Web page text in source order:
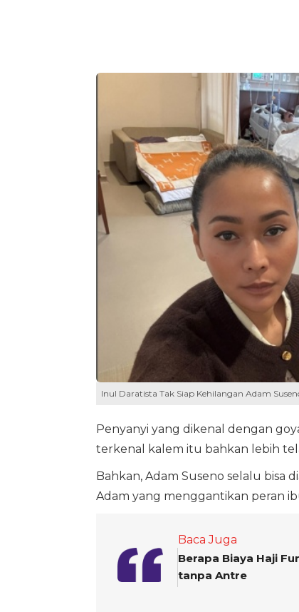
Inul Daratista Tak Siap Kehilangan Adam
Penyanyi yang dikenal dengan
terkenal kalem itu bahkan lebih
Bahkan, Adam Suseno selalu bisa
Adam yang menggantikan peran
Baca Juga
Berapa Biaya Haji
tanpa Antre